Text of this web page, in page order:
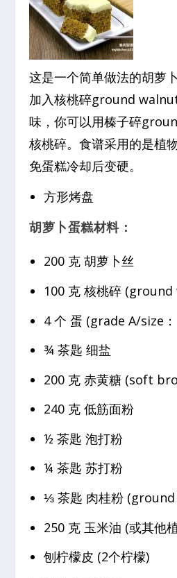
这是一个简单做法的胡萝
加入核桃碎ground
味，你可以用榛子碎
核桃碎。食谱采用的是植
免蛋糕冷却后变硬。
方形烤盘
胡萝卜蛋糕材料：
200 克 胡萝卜丝
100 克 核桃碎
4 个 蛋 (grade A/size
¾ 茶匙 细盐
200 克 赤黄糖 (soft
240 克 低筋面粉
½ 茶匙 泡打粉
¼ 茶匙 苏打粉
⅓ 茶匙 肉桂粉
250 克 玉米油 (或其他
刨柠檬皮 (2个柠檬)